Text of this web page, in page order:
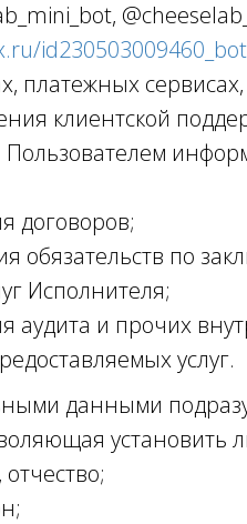
id230503009460_bot
платежных
клиентской
договоров;
обязательств по
Исполнителя;
аудита и прочих
услуг.
данными
установить